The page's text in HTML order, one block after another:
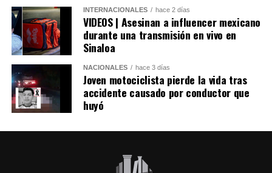
pic.twitter.com/7xlTBAQ77c
— Blog del Narco
México
(@blogdelnarcomx)
August 5, 2026
la víctima era un repartidor de comida. Sin embargo,
INTERNACIONALES hace 2 días
VIDEOS | Asesinan a influencer mexicano
durante una transmisión en vivo en
Sinaloa
NACIONALES hace 3 días
Joven motociclista pierde la vida tras
accidente causado por conductor que
huyó